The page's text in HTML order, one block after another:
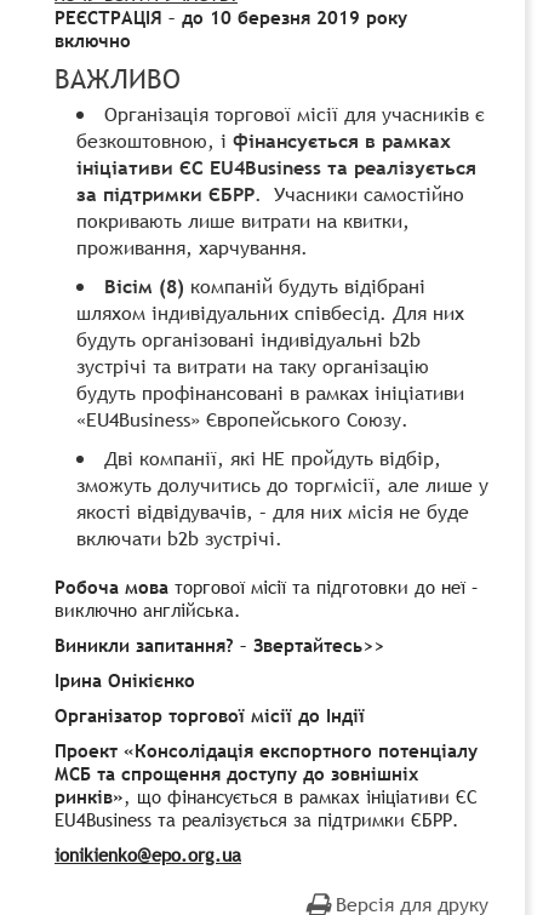
РЕЄСТРАЦІЯ – до 10 березня 2019 року
включно
ВАЖЛИВО
Організація торгової місії для учасників є
безкоштовною, і фінансується в рамках
ініціативи ЄС EU4Business та реалізується
за підтримки ЄБРР. Учасники самостійно
покривають лише витрати на квитки,
проживання, харчування.
Вісім (8) компаній будуть відібрані
шляхом індивідуальних співбесід. Для них
будуть організовані індивідуальні b2b
зустрічі та витрати на таку організацію
будуть профінансовані в рамках ініціативи
«EU4Business» Європейського Союзу.
Дві компанії, які НЕ пройдуть відбір,
зможуть долучитись до торгмісії, але лише у
якості відвідувачів, – для них місія не буде
включати b2b зустрічі.
Робоча мова торгової місії та підготовки до неї –
виключно англійська.
Виникли запитання? – Звертайтесь>>
Ірина Онікієнко
Організатор торгової місії до Індії
Проект «Консолідація експортного потенціалу
МСБ та спрощення доступу до зовнішніх
ринків», що фінансується в рамках ініціативи ЄС
EU4Business та реалізується за підтримки ЄБРР.
ionikienko@epo.org.ua
Версія для друку